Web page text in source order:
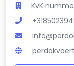
KvK